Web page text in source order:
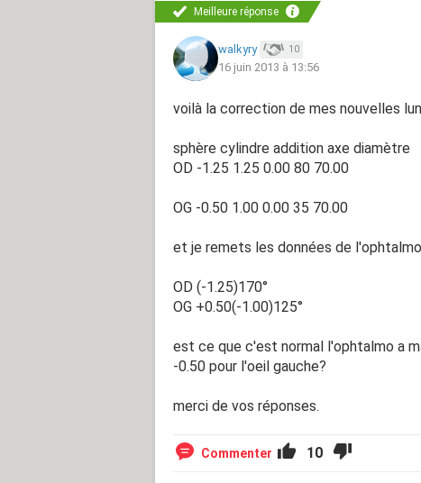
Meilleure réponse
walkyry 10
16 juin 2013 à 13:56
voilà la correction de mes nouvelles
sphère cylindre addition axe diamètre
OD -1.25 1.25 0.00 80 70.00
OG -0.50 1.00 0.00 35 70.00
et je remets les données de
OD (-1.25)170°
OG +0.50(-1.00)125°
est ce que c'est normal l'ophtalmo a
-0.50 pour l'oeil gauche?
merci de vos réponses.
Commenter 10